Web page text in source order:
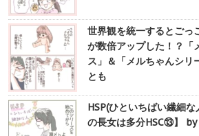
世界観を統一するとごっ
が数倍アップした！？「
ス」＆「メルちゃんシ
とも
HSP(ひといちばい繊細
の長女は多分HSC⑬】 by